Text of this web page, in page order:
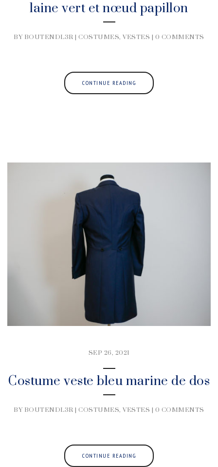
laine vert et nœud papillon
BY BOUTENDL3R |COSTUMES,VESTES | 0 COMMENTS
CONTINUE READING
SEP 26, 2021
Costume veste bleu marine de dos
BY BOUTENDL3R |COSTUMES,VESTES | 0 COMMENTS
CONTINUE READING